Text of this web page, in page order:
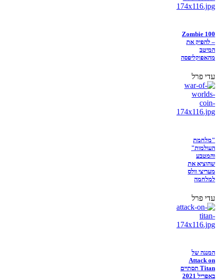
Zombie 100
– להפיק את
המיטב
מהאפוקליפסה
עדי פרל
"מלחמת
העולמות"
והמטבע
שהוציא את
מעריצי וולס
למלחמה
עדי פרל
המנגה של
Attack on
Titan תסתיים
באפריל 2021